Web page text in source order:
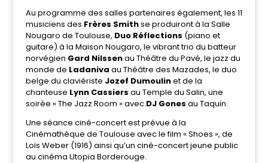
Au programme des salles partenaires également, les 11
musiciens des Frères Smithse produiront à la Salle
Nougaro de Toulouse, Duo Réflections (piano et
guitare) à la Maison Nougaro, le vibrant trio du batteur
norvégien Gard Nilssenau Théâtre du Pavé, le jazz du
monde de Ladaniva au Théâtre des Mazades, le duo
belge du claviériste Jozef Dumoulinet de la
chanteuse Lynn Cassiers au Temple du Salin, une
soirée « The Jazz Room » avec DJ Gones au Taquin.
Une séance ciné-concert est prévue à la
Cinémathèque de Toulouse avec le film « Shoes », de
Loïs Weber (1916) ainsi qu’un ciné-concert jeune public
au cinéma Utopia Borderouge.